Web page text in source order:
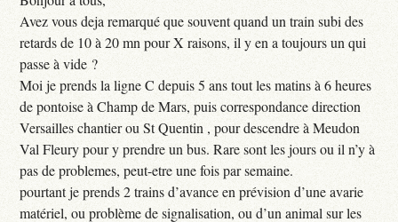
Avez vous deja remarqué que souvent quand un train subi des
retards de 10 à 20 mn pour X raisons, il y en a toujours un qui
passe à vide ?
Moi je prends la ligne C depuis 5 ans tout les matins à 6 heures
de pontoise à Champ de Mars, puis correspondance direction
Versailles chantier ou St Quentin , pour descendre à Meudon
Val Fleury pour y prendre un bus. Rare sont les jours ou il n’y à
pas de problemes, peut-etre une fois par semaine.
pourtant je prends 2 trains d’avance en prévision d’une avarie
matériel, ou problème de signalisation, ou d’un animal sur les